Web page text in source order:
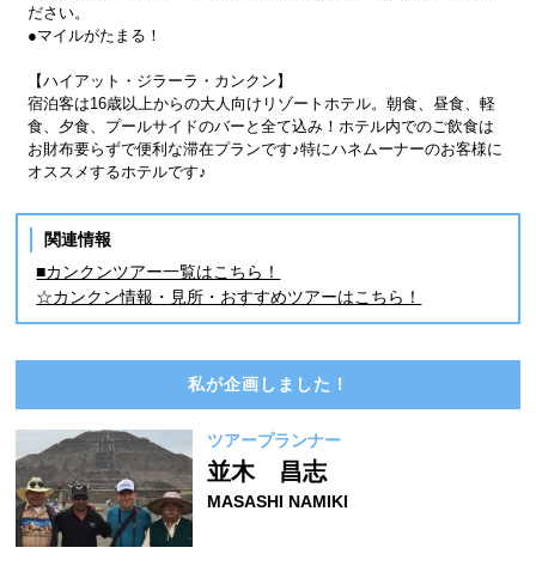
ださい。
●マイルがたまる！
【ハイアット・ジラーラ・カンクン】
宿泊客は16歳以上からの大人向けリゾートホテル。朝食、昼食、軽
食、夕食、プールサイドのバーと全て込み！ホテル内でのご飲食は
お財布要らずで便利な滞在プランです♪特にハネムーナーのお客様に
オススメするホテルです♪
関連情報
■カンクンツアー一覧はこちら！
☆カンクン情報・見所・おすすめツアーはこちら！
私が企画しました！
ツアープランナー
並木 昌志
MASASHI NAMIKI